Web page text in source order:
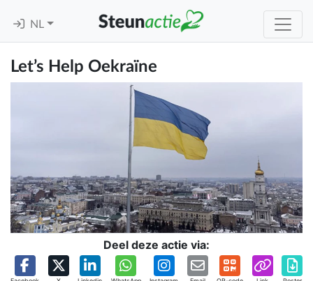
NL
Let’s Help Oekraïne
Deel deze actie via: